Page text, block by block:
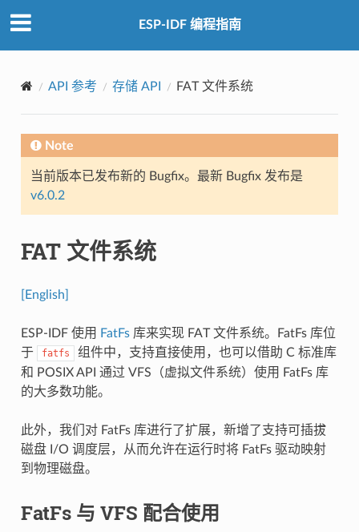
ESP-IDF 编程指南
API 参考 存储 API FAT 文件系统
Note
当前版本已发布新的 Bugfix。最新 Bugfix 发布是
v6.0.2
FAT 文件系统
[English]
ESP-IDF 使用 FatFs库来实现 FAT 文件系统。FatFs 库位
于
fatfs
组件中，支持直接使用，也可以借助 C 标准库
和 POSIX API 通过 VFS（虚拟文件系统）使用 FatFs 库
的大多数功能。
此外，我们对 FatFs 库进行了扩展，新增了支持可插拔
磁盘 I/O 调度层，从而允许在运行时将 FatFs 驱动映射
到物理磁盘。
FatFs 与 VFS 配合使用